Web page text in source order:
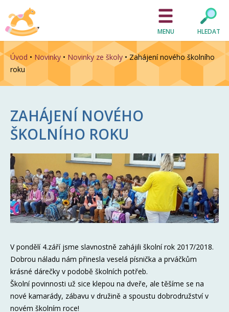
MENU HLEDAT
Úvod • Novinky • Novinky ze školy •Zahájení nového školního
roku
ZAHÁJENÍ NOVÉHO
ŠKOLNÍHO ROKU
V pondělí 4.září jsme slavnostně zahájili školní rok 2017/2018.
Dobrou náladu nám přinesla veselá písnička a prváčkům
krásné dárečky v podobě školních potřeb.
Školní povinnosti už sice klepou na dveře, ale těšíme se na
nové kamarády, zábavu v družině a spoustu dobrodružství v
novém školním roce!